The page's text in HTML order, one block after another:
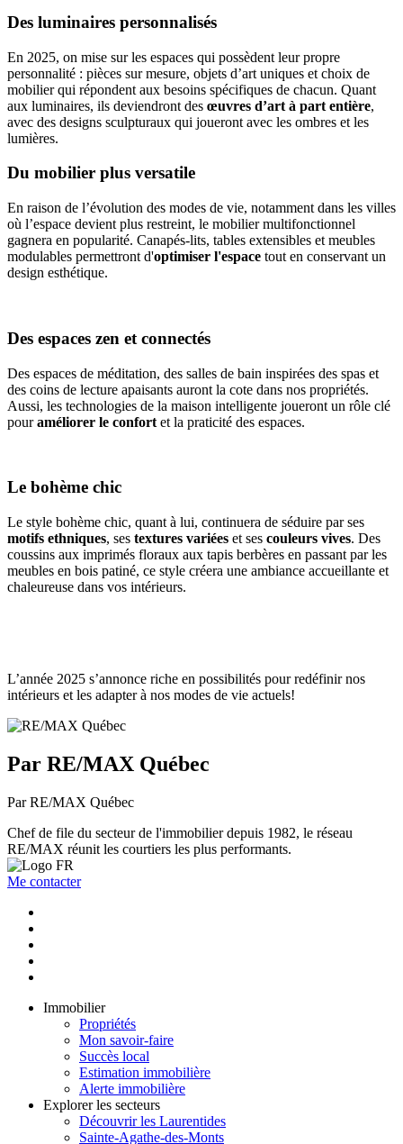
Des luminaires personnalisés
En 2025, on mise sur les espaces qui possèdent leur propre
personnalité : pièces sur mesure, objets d’art uniques et choix de
mobilier qui répondent aux besoins spécifiques de chacun. Quant
aux luminaires, ils deviendront des œuvres d’art à part entière,
avec des designs sculpturaux qui joueront avec les ombres et les
lumières.
Du mobilier plus versatile
En raison de l’évolution des modes de vie, notamment dans les villes
où l’espace devient plus restreint, le mobilier multifonctionnel
gagnera en popularité. Canapés-lits, tables extensibles et meubles
modulables permettront d'optimiser l'espace tout en conservant un
design esthétique.
Des espaces zen et connectés
Des espaces de méditation, des salles de bain inspirées des spas et
des coins de lecture apaisants auront la cote dans nos propriétés.
Aussi, les technologies de la maison intelligente joueront un rôle clé
pouraméliorer le confort et la praticité des espaces.
Le bohème chic
Le style bohème chic, quant à lui, continuera de séduire par ses
motifs ethniques, ses textures variées et ses couleurs vives. Des
coussins aux imprimés floraux aux tapis berbères en passant par les
meubles en bois patiné, ce style créera une ambiance accueillante et
chaleureuse dans vos intérieurs.
L’année 2025 s’annonce riche en possibilités pour redéfinir nos
intérieurs et les adapter à nos modes de vie actuels!
Par RE/MAX Québec
Par RE/MAX Québec
Chef de file du secteur de l'immobilier depuis 1982, le réseau
RE/MAX réunit les courtiers les plus performants.
Me contacter
Immobilier
Propriétés
Mon savoir-faire
Succès local
Estimation immobilière
Alerte immobilière
Explorer les secteurs
Découvrir les Laurentides
Sainte-Agathe-des-Monts